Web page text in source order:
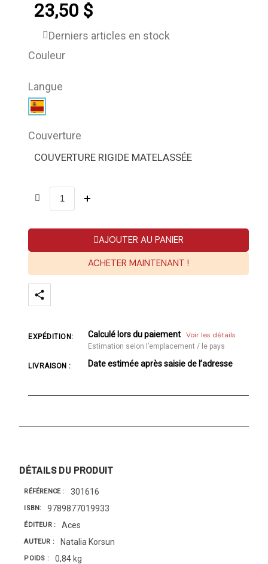
23,50 $
Derniers articles en stock
Couleur
Langue
Couverture
COUVERTURE RIGIDE MATELASSÉE
AJOUTER AU PANIER
ACHETER MAINTENANT !
EXPÉDITION: Calculé lors du paiement Voir les détails
Estimation selon l’emplacement / le pays
LIVRAISON : Date estimée après saisie de l’adresse
DÉTAILS DU PRODUIT
RÉFÉRENCE 301616
ISBN 9789877019933
ÉDITEUR Aces
AUTEUR Natalia Korsun
POIDS 0,84 kg